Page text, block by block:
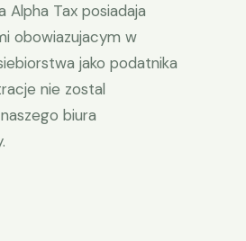
Alpha Tax posiadaja
obowiazujacym w
jako podatnika
nie zostal
biura